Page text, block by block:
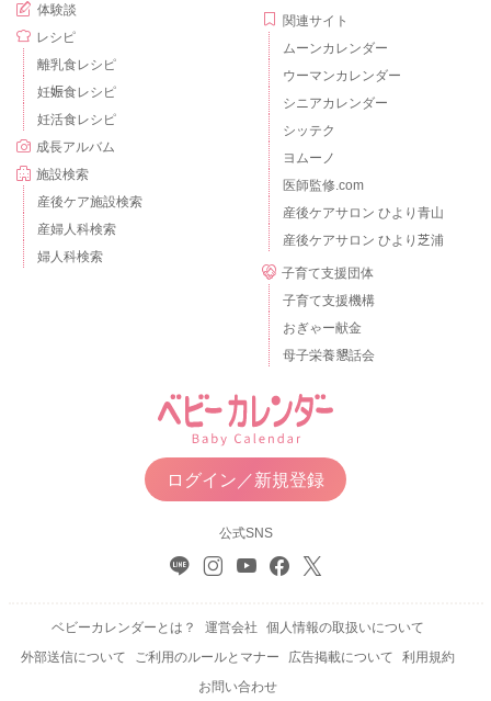
体験談
レシピ
離乳食レシピ
妊娠食レシピ
妊活食レシピ
成長アルバム
施設検索
産後ケア施設検索
産婦人科検索
婦人科検索
関連サイト
ムーンカレンダー
ウーマンカレンダー
シニアカレンダー
シッテク
ヨムーノ
医師監修.com
産後ケアサロン ひより青山
産後ケアサロン ひより芝浦
子育て支援団体
子育て支援機構
おぎゃー献金
母子栄養懇話会
ログイン／新規登録
公式SNS
ベビーカレンダーとは？ 運営会社
個人情報の取扱いについて
外部送信について
ご利用のルールとマナー 広告掲載について
利用規約
お問い合わせ